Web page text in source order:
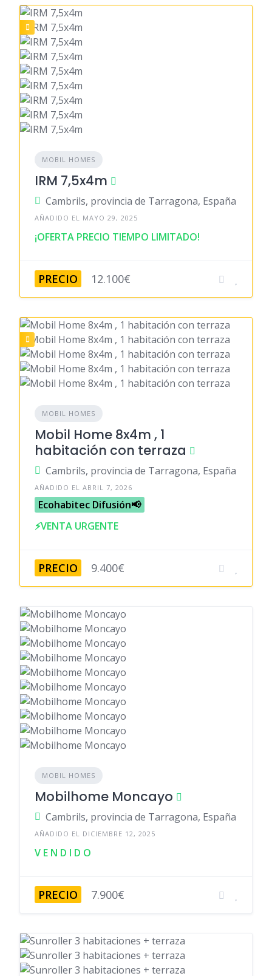
MOBIL HOMES
IRM 7,5x4m
Cambrils, provincia de Tarragona, España
AÑADIDO EL MAYO 29, 2025
¡OFERTA PRECIO TIEMPO LIMITADO!
PRECIO 12.100€
MOBIL HOMES
Mobil Home 8x4m , 1
habitación con terraza
Cambrils, provincia de Tarragona, España
AÑADIDO EL ABRIL 7, 2026
Ecohabitec Difusión📢
⚡VENTA URGENTE
PRECIO 9.400€
MOBIL HOMES
Mobilhome Moncayo
Cambrils, provincia de Tarragona, España
AÑADIDO EL DICIEMBRE 12, 2025
V E N D I D O
PRECIO 7.900€